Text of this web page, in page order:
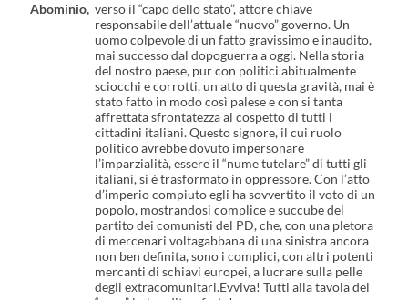
Abominio, verso il “capo dello stato”, attore chiave
responsabile dell’attuale “nuovo” governo. Un
uomo colpevole di un fatto gravissimo e inaudito,
mai successo dal dopoguerra a oggi. Nella storia
del nostro paese, pur con politici abitualmente
sciocchi e corrotti, un atto di questa gravità, mai è
stato fatto in modo così palese e con si tanta
affrettata sfrontatezza al cospetto di tutti i
cittadini italiani. Questo signore, il cui ruolo
politico avrebbe dovuto impersonare
l’imparzialità, essere il “nume tutelare” di tutti gli
italiani, si è trasformato in oppressore. Con l’atto
d’imperio compiuto egli ha sovvertito il voto di un
popolo, mostrandosi complice e succube del
partito dei comunisti del PD, che, con una pletora
di mercenari voltagabbana di una sinistra ancora
non ben definita, sono i complici, con altri potenti
mercanti di schiavi europei, a lucrare sulla pelle
degli extracomunitari.Evviva! Tutti alla tavola del